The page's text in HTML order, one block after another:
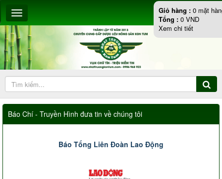
Báo Chí - Truyền Hình đưa tin về chúng tôi
Báo Tổng Liên Đoàn Lao Động
Giỏ hàng : 0 mặt
Tổng : 0 VND
Xem chi tiết